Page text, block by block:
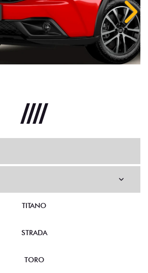
TITANO
STRADA
TORO